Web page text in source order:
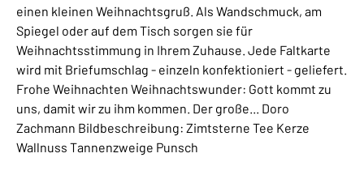
einen kleinen Weihnachtsgruß. Als Wandschmuck, am
Spiegel oder auf dem Tisch sorgen sie für
Weihnachtsstimmung in Ihrem Zuhause. Jede Faltkarte
wird mit Briefumschlag - einzeln konfektioniert - geliefert.
Frohe Weihnachten Weihnachtswunder: Gott kommt zu
uns, damit wir zu ihm kommen. Der große... Doro
Zachmann Bildbeschreibung: Zimtsterne Tee Kerze
Wallnuss Tannenzweige Punsch